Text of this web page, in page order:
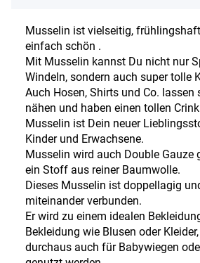
Musselin ist vielseitig,
einfach schön .
Mit Musselin kannst Du nicht nur
Windeln, sondern auch super tolle
Auch Hosen, Shirts und Co. lassen
nähen und haben einen tollen
Musselin ist Dein neuer
Kinder und Erwachsene.
Musselin wird auch Double Gauze
ein Stoff aus reiner Baumwolle.
Dieses Musselin ist doppellagig
miteinander verbunden.
Er wird zu einem idealen
Bekleidung wie Blusen oder
durchaus auch für Babywiegen